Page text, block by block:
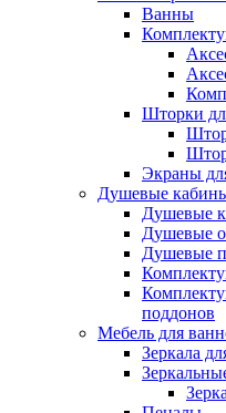
Ванны
Шторки
Экраны
Душевые
Душевые
Душевые
Душевые
поддонов
Мебель для
Зеркала